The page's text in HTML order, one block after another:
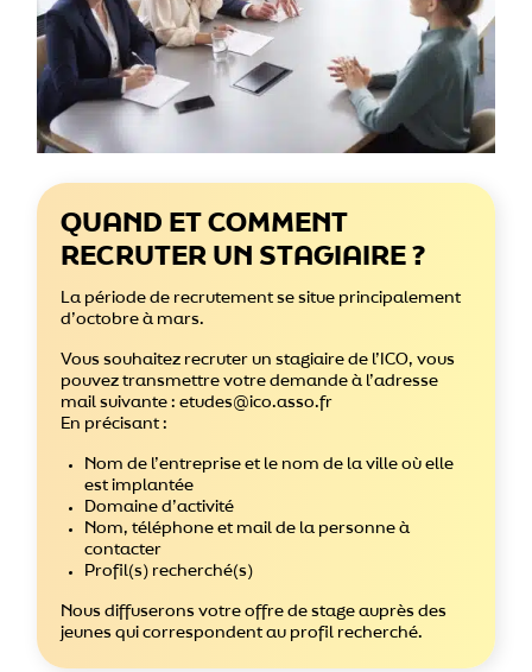
QUAND ET COMMENT
RECRUTER UN STAGIAIRE ?
La période de recrutement se situe principalement
d’octobre à mars.
Vous souhaitez recruter un stagiaire de l’ICO, vous
pouvez transmettre votre demande à l’adresse
mail suivante : etudes@ico.asso.fr
En précisant :
Nom de l’entreprise et le nom de la ville où elle
est implantée
Domaine d’activité
Nom, téléphone et mail de la personne à
contacter
Profil(s) recherché(s)
Nous diffuserons votre offre de stage auprès des
jeunes qui correspondent au profil recherché.